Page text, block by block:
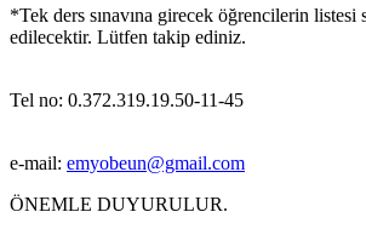
*Tek ders sınavına girecek öğrencilerin listesi
edilecektir. Lütfen takip ediniz.
Tel no: 0.372.319.19.50-11-45
e-mail: emyobeun@gmail.com
ÖNEMLE DUYURULUR.